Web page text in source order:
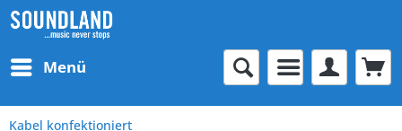
Menü
Kabel konfektioniert